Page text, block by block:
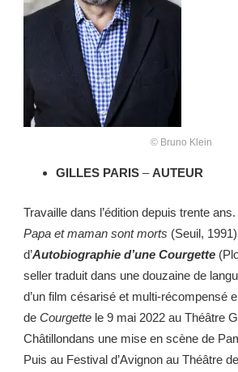
© Bruno Klein
GILLES PARIS –AUTEUR
Travaille dans l’édition depuis trente
Papa et maman sont morts (Seuil,
d’Autobiographie d’une Courgette
seller traduit dans une douzaine de
d’un film césarisé et multi-récompensé
de Courgette le 9 mai 2022 au Théâtre
Châtillondans une mise en scène de
Puis au Festival d’Avignon au Théâtre